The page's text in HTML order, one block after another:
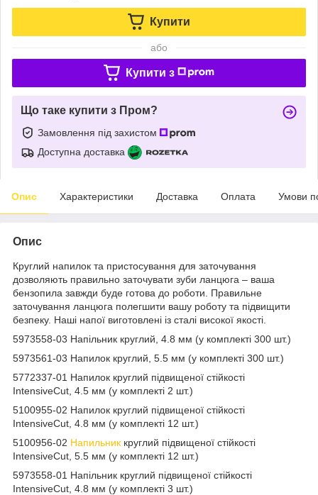
Купити
або
Купити з
Що таке купити з Пром?
Замовлення під захистом
Доступна доставка
Опис Характеристики Доставка Оплата Умови
Опис
Круглий напилок та пристосування для заточування
дозволяють правильно заточувати зуби ланцюга – ваша
бензопила завжди буде готова до роботи. Правильне
заточування ланцюга полегшити вашу роботу та підвищити
безпеку. Наші напої виготовлені із сталі високої якості.
5973558-03 Напільник круглий, 4.8 мм (у комплекті 300 шт.)
5973561-03 Напилок круглий, 5.5 мм (у комплекті 300 шт.)
5772337-01 Напилок круглий підвищеної стійкості
IntensiveCut, 4.5 мм (у комплекті 2 шт.)
5100955-02 Напилок круглий підвищеної стійкості
IntensiveCut, 4.8 мм (у комплекті 12 шт.)
5100956-02 Напильник круглий підвищеної стійкості
IntensiveCut, 5.5 мм (у комплекті 12 шт.)
5973558-01 Напільник круглий підвищеної стійкості
IntensiveCut, 4.8 мм (у комплекті 3 шт.)